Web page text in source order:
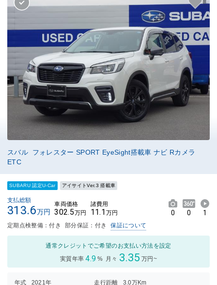
スバル フォレスター SPORT EyeSight搭載車 ナビ Rカメラ
ETC
SUBARU 認定U-Car アイサイトVer.3 搭載車
支払総額
313.6万円
車両価格
302.5万円
諸費用
11.1 万円 0 0 1
定期点検整備：付き 部分保証：付き 保証について
通常クレジットでご希望のお支払い方法を設定
実質年率 4.9 % 月々 3.35 万円~
年式 2021年 走行距離 3.0万Km